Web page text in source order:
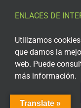
ENLACES DE
Aviso Legal
Política de privacidad
Política de privacidad
Política de cookies
Translate »
Utilizamos
que damos la
web. Puede
más información.